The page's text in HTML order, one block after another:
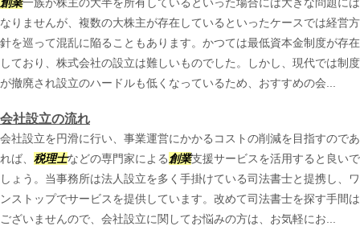
なりませんが、複数の大株主が存在しているといったケースでは経営方
針を巡って混乱に陥ることもあります。かつては最低資本金制度が存在
しており、株式会社の設立は難しいものでした。しかし、現代では制度
が撤廃され設立のハードルも低くなっているため、おすすめの会...
会社設立の流れ
会社設立を円滑に行い、事業運営にかかるコストの削減を目指すのであ
れば、 税理士などの専門家による創業支援サービスを活用すると良いで
しょう。当事務所は法人設立を多く手掛けている司法書士と提携し、ワ
ンストップでサービスを提供しています。改めて司法書士を探す手間は
ございませんので、会社設立に関してお悩みの方は、お気軽にお...